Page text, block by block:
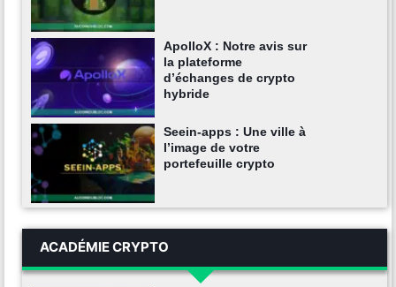
ApolloX : Notre avis sur
la plateforme
d’échanges de crypto
hybride
Seein-apps : Une ville à
l’image de votre
portefeuille crypto
ACADÉMIE CRYPTO